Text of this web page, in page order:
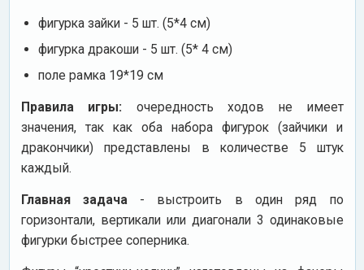
фигурка зайки - 5 шт. (5*4 см)
фигурка дракоши - 5 шт. (5* 4 см)
поле рамка 19*19 см
Правила игры: очередность ходов не имеет
значения, так как оба набора фигурок (зайчики и
дракончики) представлены в количестве 5 штук
каждый.
Главная задача - выстроить в один ряд по
горизонтали, вертикали или диагонали 3 одинаковые
фигурки быстрее соперника.